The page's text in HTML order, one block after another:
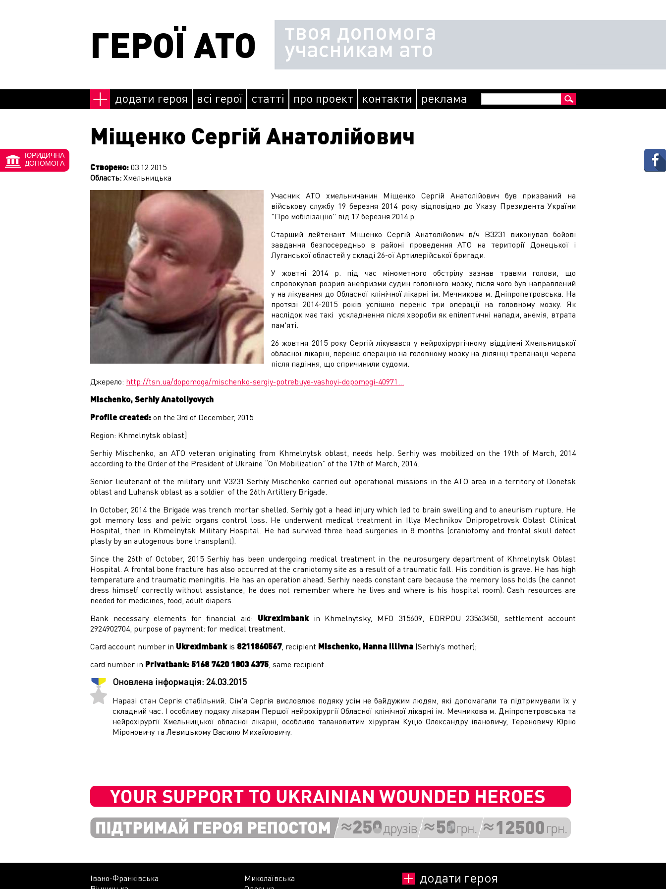
ГЕРОЇ АТО твоя допомога
учасникам ато
додати героя всі герої статті про проект контакти реклама Пошукова
Міщенко Сергій Анатолійович
Створено:03.12.2015
Область:Хмельницька
Учасник АТО хмельничанин Міщенко Сергій Анатолійович був призваний на
військову службу 19 березня 2014 року відповідно до Указу Президента України
"Про мобілізацію" від 17 березня 2014 р.
Старший лейтенант Міщенко Сергій Анатолійович в/ч В3231 виконував бойові
завдання безпосередньо в районі проведення АТО на території Донецької і
Луганської областей у складі 26-ої Артилерійської бригади.
У жовтні 2014 р. під час мінометного обстрілу зазнав травми голови, що
спровокував розрив аневризми судин головного мозку, після чого був направлений
у на лікування до Обласної клінічної лікарні ім. Мечникова м. Дніпропетровська. На
протязі 2014-2015 років успішно переніс три операції на головному мозку. Як
наслідок має такі ускладнення після хвороби як епілептичні напади, анемія, втрата
пам'яті.
26 жовтня 2015 року Сергій лікувався у нейрохірургічному відділені Хмельницької
обласної лікарні, переніс операцію на головному мозку на ділянці трепанації черепа
після падіння, що спричинили судоми.
Джерело: http://tsn.ua/dopomoga/mischenko-sergiy-potrebuye-vashoyi-dopomogi-40971...
Mischenko, Serhiy Anatoliyovych
Profile created:on the 3rd of December, 2015
Region: Khmelnytsk oblast]
Serhiy Mischenko, an ATO veteran originating from Khmelnytsk oblast, needs help. Serhiy was mobilized on the 19th of March, 2014
according to the Order of the President of Ukraine “On Mobilization” of the 17th of March, 2014.
Senior lieutenant of the military unit V3231 Serhiy Mischenko carried out operational missions in the ATO area in a territory of Donetsk
oblast and Luhansk oblast as a soldier of the 26th Artillery Brigade.
In October, 2014 the Brigade was trench mortar shelled. Serhiy got a head injury which led to brain swelling and to aneurism rupture. He
got memory loss and pelvic organs control loss. He underwent medical treatment in Illya Mechnikov Dnipropetrovsk Oblast Clinical
Hospital, then in Khmelnytsk Military Hospital. He had survived three head surgeries in 8 months (craniotomy and frontal skull defect
plasty by an autogenous bone transplant).
Since the 26th of October, 2015 Serhiy has been undergoing medical treatment in the neurosurgery department of Khmelnytsk Oblast
Hospital. A frontal bone fracture has also occurred at the craniotomy site as a result of a traumatic fall. His condition is grave. He has high
temperature and traumatic meningitis. He has an operation ahead. Serhiy needs constant care because the memory loss holds (he cannot
dress himself correctly without assistance, he does not remember where he lives and where is his hospital room). Cash resources are
needed for medicines, food, adult diapers.
Bank necessary elements for financial aid: Ukreximbank in Khmelnytsky, MFO 315609, EDRPOU 23563450, settlement account
2924902704, purpose of payment: for medical treatment.
Card account number in Ukreximbankis 8211860567, recipient Mischenko, Hanna Illivna (Serhiy’s mother);
card number in Privatbank: 5168 7420 1803 4375 , same recipient.
Оновлена інформація: 24.03.2015
Наразі стан Сергія стабільний. Сім'я Сергія висловлює подяку усім не байдужим людям, які допомагали та підтримували їх у
складний час. І особливу подяку лікарям Першої нейрохірургії Обласної клінічної лікарні ім. Мечникова м. Дніпропетровська та
нейрохірургії Хмельницької обласної лікарні, особливо талановитим хірургам Куцю Олександру івановичу, Тереновичу Юрію
Міроновичу та Левицькому Василю Михайловичу.
Івано-Франківська
Миколаївська
додати героя
ЮРИДИЧНА
ДОПОМОГА